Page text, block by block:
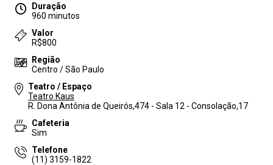
Duração
960 minutos
Valor
R$800
Região
Centro / São Paulo
Teatro / Espaço
Teatro Kaus
R. Dona Antônia de Queirós,474 - Sala 12 - Consolação,17
Cafeteria
Sim
Telefone
(11) 3159-1822